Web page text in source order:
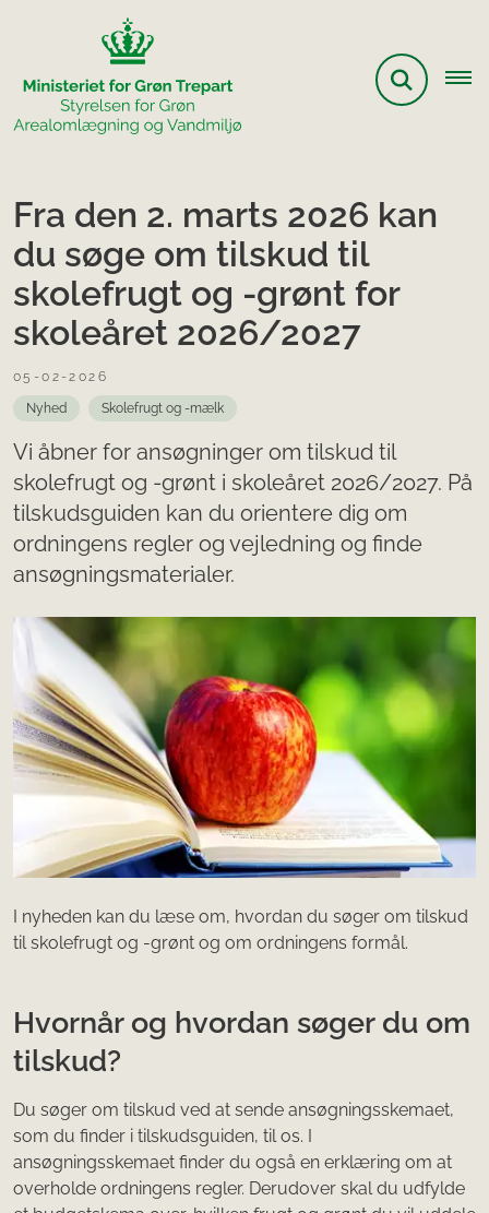
Fra den 2. marts 2026 kan
du søge om tilskud til
skolefrugt og -grønt for
skoleåret 2026/2027
05-02-2026
Nyhed Skolefrugt og -mælk
Vi åbner for ansøgninger om tilskud til
skolefrugt og -grønt i skoleåret 2026/2027. På
tilskudsguiden kan du orientere dig om
ordningens regler og vejledning og finde
ansøgningsmaterialer.
I nyheden kan du læse om, hvordan du søger om tilskud
til skolefrugt og -grønt og om ordningens formål.
Hvornår og hvordan søger du om
tilskud?
Du søger om tilskud ved at sende ansøgningsskemaet,
som du finder i tilskudsguiden, til os. I
ansøgningsskemaet finder du også en erklæring om at
overholde ordningens regler. Derudover skal du udfylde